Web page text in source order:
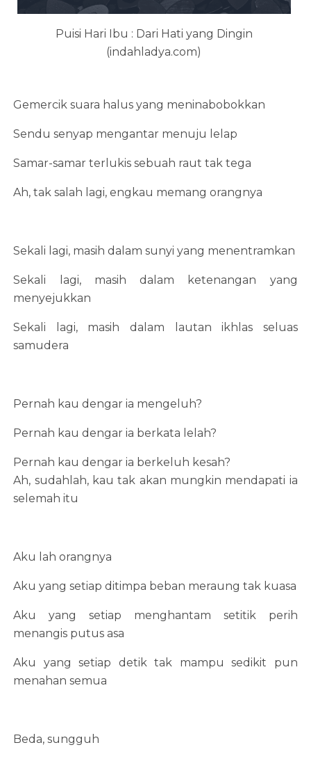
Puisi Hari Ibu : Dari Hati yang Dingin
(indahladya.com)
Gemercik suara halus yang meninabobokkan
Sendu senyap mengantar menuju lelap
Samar-samar terlukis sebuah raut tak tega
Ah, tak salah lagi, engkau memang orangnya
Sekali lagi, masih dalam sunyi yang menentramkan
Sekali lagi, masih dalam ketenangan yang
menyejukkan
Sekali lagi, masih dalam lautan ikhlas seluas
samudera
Pernah kau dengar ia mengeluh?
Pernah kau dengar ia berkata lelah?
Pernah kau dengar ia berkeluh kesah?
Ah, sudahlah, kau tak akan mungkin mendapati ia
selemah itu
Aku lah orangnya
Aku yang setiap ditimpa beban meraung tak kuasa
Aku yang setiap menghantam setitik perih
menangis putus asa
Aku yang setiap detik tak mampu sedikit pun
menahan semua
Beda, sungguh